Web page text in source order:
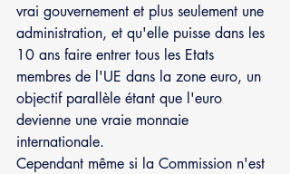
vrai gouvernement et plus seulement une
administration, et qu'elle puisse dans les
10 ans faire entrer tous les Etats
membres de l'UE dans la zone euro, un
objectif parallèle étant que l'euro
devienne une vraie monnaie
internationale.
Cependant même si la Commission n'est